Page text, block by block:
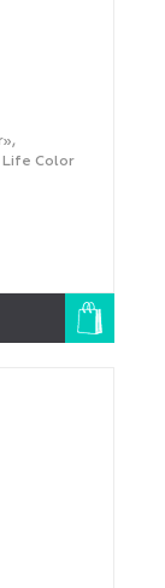
Life Color